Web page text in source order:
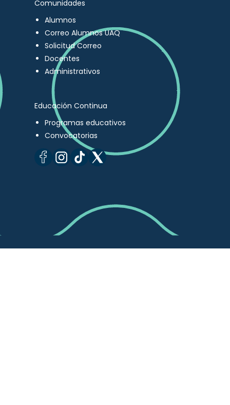
Comunidades
Alumnos
Correo Alumnos UAQ
Solicitud Correo
Docentes
Administrativos
Educación Continua
Programas educativos
Convocatorias